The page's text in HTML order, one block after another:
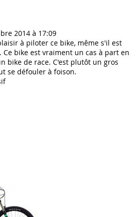
2014 à 17:09
à piloter ce bike, même s'il est
bike est vraiment un cas à part en
bike de race. C'est plutôt un gros
se défouler à foison.